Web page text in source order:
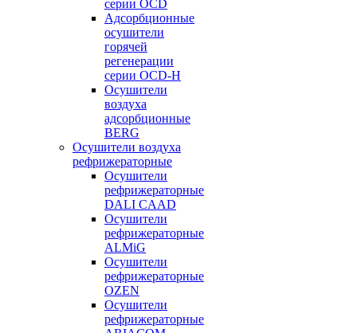
серии OCD
Адсорбционные
осушители
горячей
регенерации
серии OСD-H
Осушители
воздуха
адсорбционные
BERG
Осушители воздуха
рефрижераторные
Осушители
рефрижераторные
DALI CAAD
Осушители
рефрижераторные
ALMiG
Осушители
рефрижераторные
OZEN
Осушители
рефрижераторные